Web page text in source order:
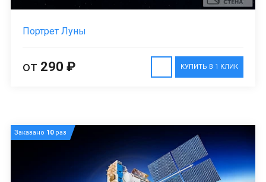
Портрет Луны
КУПИТЬ В 1 КЛИК
от 290 ₽
Заказано 10раз